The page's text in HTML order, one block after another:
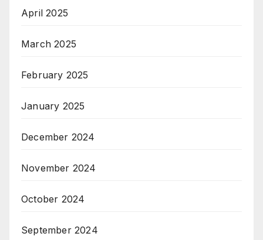
April 2025
March 2025
February 2025
January 2025
December 2024
November 2024
October 2024
September 2024